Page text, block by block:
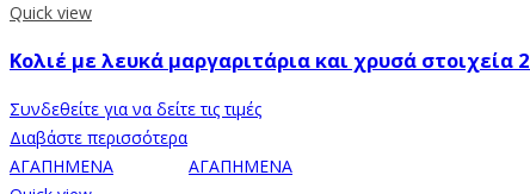
Quick view
Κολιέ με λευκά μαργαριτάρια και χρυσά στοιχεία
Συνδεθείτε για να δείτε τις τιμές
Διαβάστε περισσότερα
ΑΓΑΠΗΜΕΝΑ
ΑΓΑΠΗΜΕΝΑ